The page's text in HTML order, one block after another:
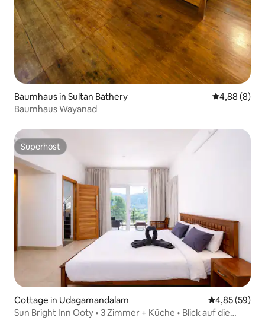
Baumhaus in Sultan Bathery
4,88 (8)
Baumhaus Wayanad
Superhost
Superhost
Cottage in Udagamandalam
4,85 (59)
Sun Bright Inn Ooty • 3 Zimmer + Küche • Blick auf die